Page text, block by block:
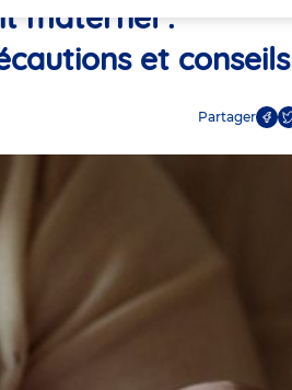
maternel :
et conseils
Partager